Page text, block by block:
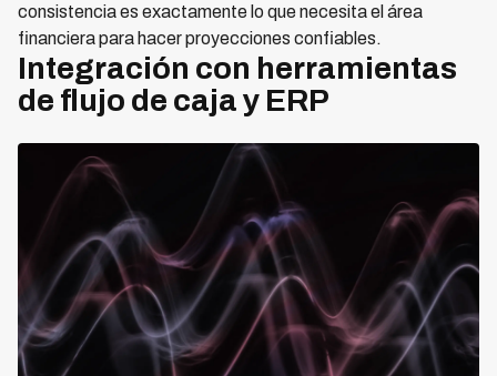
consistencia es exactamente lo que necesita el área
financiera para hacer proyecciones confiables.
Integración con herramientas
de flujo de caja y ERP